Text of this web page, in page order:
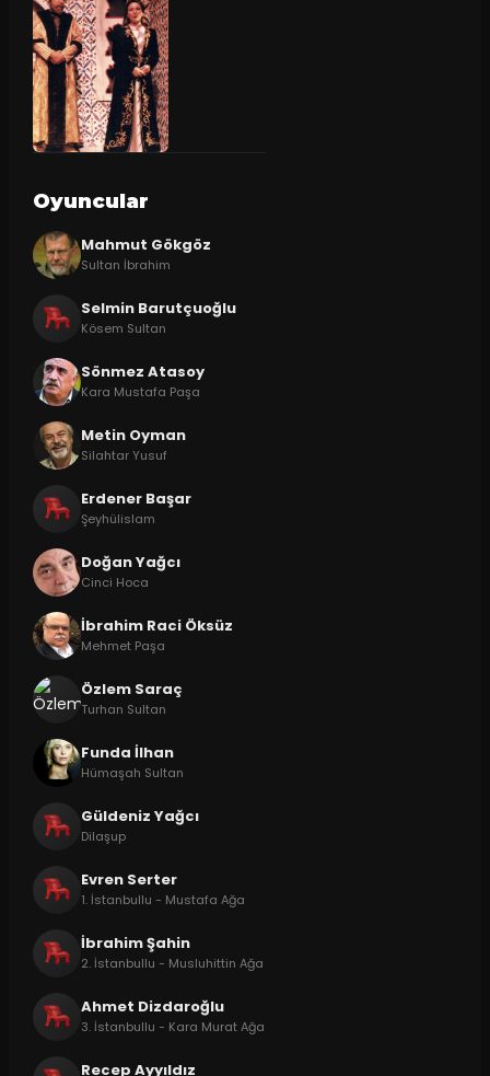
Oyuncular
Mahmut Gökgöz
Sultan İbrahim
Selmin Barutçuoğlu
Kösem Sultan
Sönmez Atasoy
Kara Mustafa Paşa
Metin Oyman
Silahtar Yusuf
Erdener Başar
Şeyhülislam
Doğan Yağcı
Cinci Hoca
İbrahim Raci Öksüz
Mehmet Paşa
Özlem Saraç
Turhan Sultan
Funda İlhan
Hümaşah Sultan
Güldeniz Yağcı
Dilaşup
Evren Serter
1. İstanbullu - Mustafa Ağa
İbrahim Şahin
2. İstanbullu - Musluhittin Ağa
Ahmet Dizdaroğlu
3. İstanbullu - Kara Murat Ağa
Recep Ayyıldız